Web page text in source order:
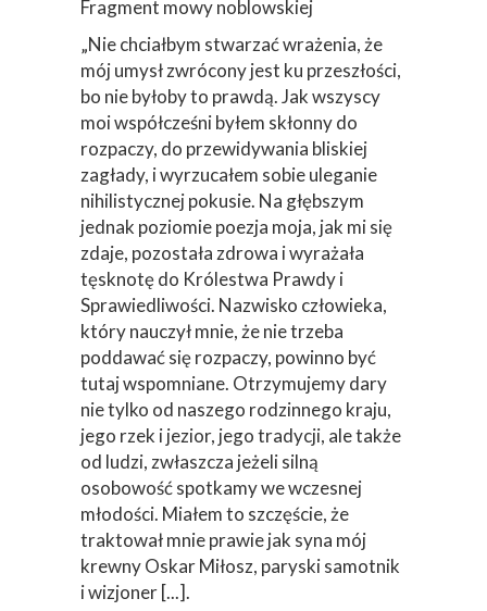
Fragment mowy noblowskiej
„Nie chciałbym stwarzać wrażenia, że
mój umysł zwrócony jest ku przeszłości,
bo nie byłoby to prawdą. Jak wszyscy
moi współcześni byłem skłonny do
rozpaczy, do przewidywania bliskiej
zagłady, i wyrzucałem sobie uleganie
nihilistycznej pokusie. Na głębszym
jednak poziomie poezja moja, jak mi się
zdaje, pozostała zdrowa i wyrażała
tęsknotę do Królestwa Prawdy i
Sprawiedliwości. Nazwisko człowieka,
który nauczył mnie, że nie trzeba
poddawać się rozpaczy, powinno być
tutaj wspomniane. Otrzymujemy dary
nie tylko od naszego rodzinnego kraju,
jego rzek i jezior, jego tradycji, ale także
od ludzi, zwłaszcza jeżeli silną
osobowość spotkamy we wczesnej
młodości. Miałem to szczęście, że
traktował mnie prawie jak syna mój
krewny Oskar Miłosz, paryski samotnik
i wizjoner [...].